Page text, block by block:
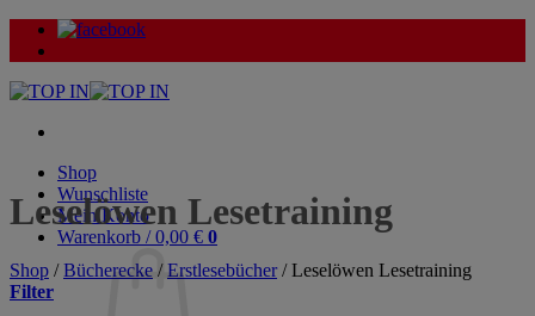
Zum
Inhalt
Shop
Wunschliste
Mein Konto
Warenkorb /0,00 € 0
Leselöwen Lesetraining
Shop / Bücherecke / Erstlesebücher /Leselöwen Lesetraining
Filter